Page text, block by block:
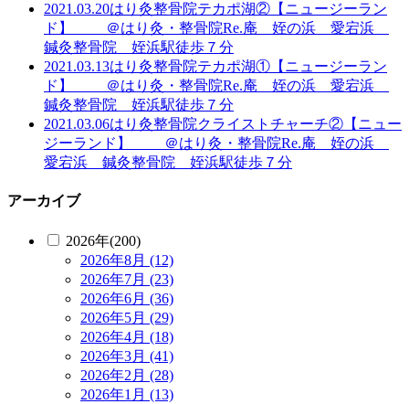
2021.03.20はり灸整骨院テカポ湖②【ニュージーラン
ド】 ＠はり灸・整骨院Re.庵 姪の浜 愛宕浜
鍼灸整骨院 姪浜駅徒歩７分
2021.03.13はり灸整骨院テカポ湖①【ニュージーラン
ド】 ＠はり灸・整骨院Re.庵 姪の浜 愛宕浜
鍼灸整骨院 姪浜駅徒歩７分
2021.03.06はり灸整骨院クライストチャーチ②【ニュー
ジーランド】 ＠はり灸・整骨院Re.庵 姪の浜
愛宕浜 鍼灸整骨院 姪浜駅徒歩７分
アーカイブ
2026年(200)
2026年8月 (12)
2026年7月 (23)
2026年6月 (36)
2026年5月 (29)
2026年4月 (18)
2026年3月 (41)
2026年2月 (28)
2026年1月 (13)